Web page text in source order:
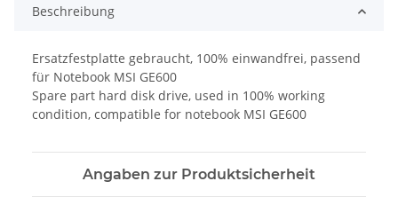
Beschreibung
Ersatzfestplatte gebraucht, 100% einwandfrei, passend
für Notebook MSI GE600
Spare part hard disk drive, used in 100% working
condition, compatible for notebook MSI GE600
Angaben zur Produktsicherheit